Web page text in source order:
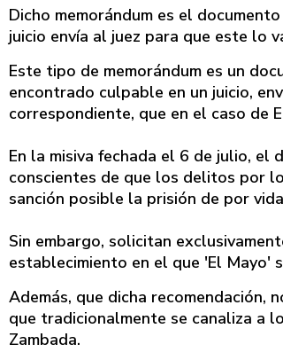
Dicho memorándum es el
juicio envía al juez para que este lo
Este tipo de memorándum es un
encontrado culpable en un juicio,
correspondiente, que en el caso de
En la misiva fechada el 6 de julio, el
conscientes de que los delitos por
sanción posible la prisión de por
Sin embargo, solicitan
establecimiento en el que 'El Mayo'
Además, que dicha recomendación,
que tradicionalmente se canaliza a
Zambada.